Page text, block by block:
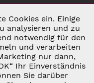
Aktiv
Inaktiv
Inaktiv
Cookies ein. Einige
analysieren und zu
notwendig für den
und verarbeiten
nur dann,
Ihr Einverständnis
Sie darüber